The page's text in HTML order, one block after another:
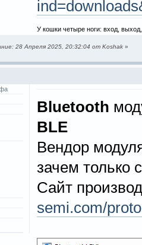
У кошки четыре ноги: вход,
28 Апреля 2025, 20:32:04 от Koshak »
Bluetooth
BLE
Вендор
зачем только
Сайт
semi.com/